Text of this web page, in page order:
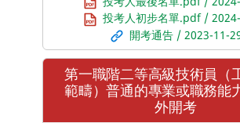
投考人初步名單.pdf /
開考通告 / 2023-11-
第一職階二等高級技術員（
範疇）普通的專業或職務能
外開考